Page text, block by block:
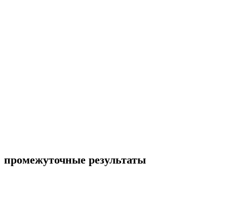
промежуточные результаты